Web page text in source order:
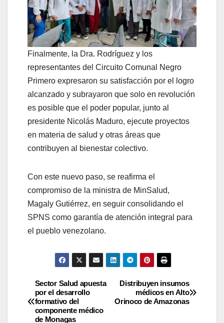
Finalmente, la Dra. Rodríguez y los
representantes del Circuito Comunal Negro
Primero expresaron su satisfacción por el logro
alcanzado y subrayaron que solo en revolución
es posible que el poder popular, junto al
presidente Nicolás Maduro, ejecute proyectos
en materia de salud y otras áreas que
contribuyen al bienestar colectivo.
Con este nuevo paso, se reafirma el
compromiso de la ministra de MinSalud,
Magaly Gutiérrez, en seguir consolidando el
SPNS como garantía de atención integral para
el pueblo venezolano.
Distribuyen insumos
médicos en Alto
Orinoco de Amazonas
Sector Salud apuesta
por el desarrollo
formativo del
componente médico
de Monagas